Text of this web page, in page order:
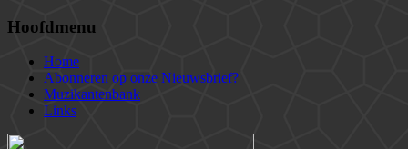
Hoofdmenu
Home
Abonneren op onze Nieuwsbrief?
Muzikantenbank
Links